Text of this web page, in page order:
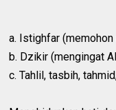
a. Istighfar (memohon
b. Dzikir (mengingat
c. Tahlil, tasbih,